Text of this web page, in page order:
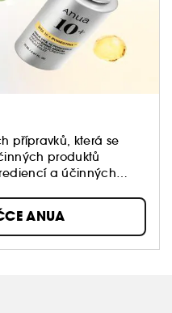
přípravků, která se
produktů
a účinných
receptur.
a vyvíjíme
potřebám pokožky,
recepturami.
ANUA